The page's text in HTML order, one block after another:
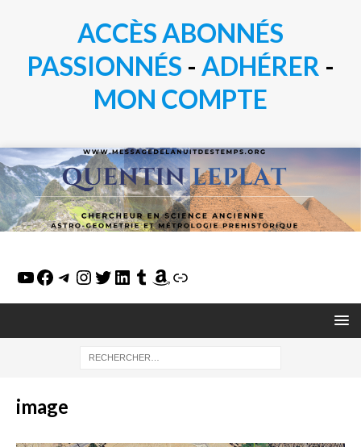
ACCÈS ABONNÉS
PASSIONNÉS - ADHÉRER -
MON COMPTE
image